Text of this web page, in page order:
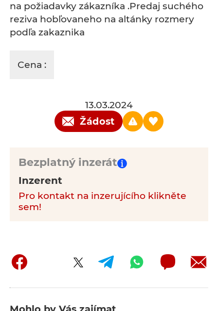
na požiadavky zákazníka .Predaj suchého
reziva hobľovaneho na altánky rozmery
podľa zakaznika
Cena :
13.03.2024
Žádost
Bezplatný inzerát
Inzerent
Pro kontakt na inzerujícího klikněte
sem!